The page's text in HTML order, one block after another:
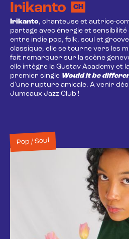
Irikanto
CH
Irikanto, chanteuse et autrice-
partage avec énergie et sensibilité
entre indie pop, folk, soul et
classique, elle se tourne vers les
fait remarquer sur la scène
elle intègre la Gustav Academy et
premier single Would it be
d’une rupture amicale. A venir
Jumeaux Jazz Club !
Pop / Soul